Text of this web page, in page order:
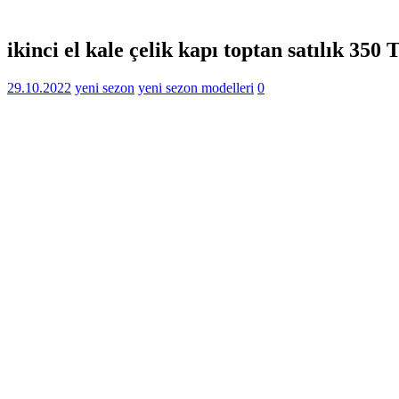
ikinci el kale çelik kapı toptan satılık 350
29.10.2022 yeni sezon yeni sezon modelleri 0